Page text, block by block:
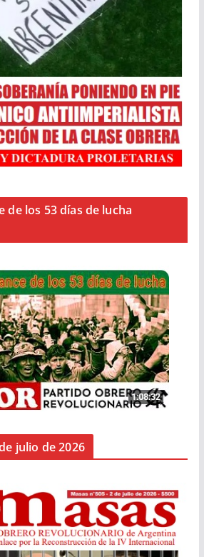
de los 53 días de lucha
julio de 2026